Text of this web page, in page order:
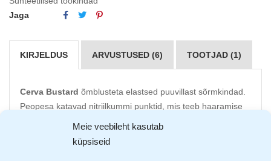
Meie veebileht kasutab
küpsiseid
Jaga
KIRJELDUS ARVUSTUSED (6) TOOTJAD (1)
Cerva Bustard õmblusteta elastsed puuvillast sõrmkindad.
Peopesa katavad nitriilkummi punktid, mis teeb haaramise